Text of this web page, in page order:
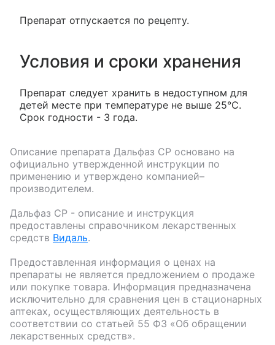
Препарат отпускается по рецепту.
Условия и сроки хранения
Препарат следует хранить в недоступном для
детей месте при температуре не выше 25°С.
Срок годности - 3 года.
Описание препарата Дальфаз СР основано на
официально утвержденной инструкции по
применению и утверждено компанией–
производителем.
Дальфаз СР - описание и инструкция
предоставлены справочником лекарственных
средств Видаль.
Предоставленная информация о ценах на
препараты не является предложением о продаже
или покупке товара. Информация предназначена
исключительно для сравнения цен в стационарных
аптеках, осуществляющих деятельность в
соответствии со статьей 55 ФЗ «Об обращении
лекарственных средств».